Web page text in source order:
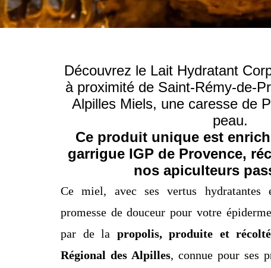
Découvrez le Lait Hydratant
à proximité de Saint-Rémy-de-
Alpilles Miels, une caresse de
peau.
Ce produit unique est
garrigue IGP de Provence,
nos apiculteurs
Ce miel, avec ses vertus hydratantes
promesse de douceur pour votre
par de la propolis, produite et
Régional des Alpilles, connue pour ses